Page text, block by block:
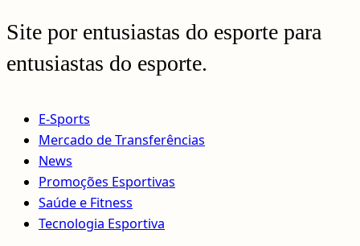
Site por entusiastas do esporte para
entusiastas do esporte.
E-Sports
Mercado de Transferências
News
Promoções Esportivas
Saúde e Fitness
Tecnologia Esportiva